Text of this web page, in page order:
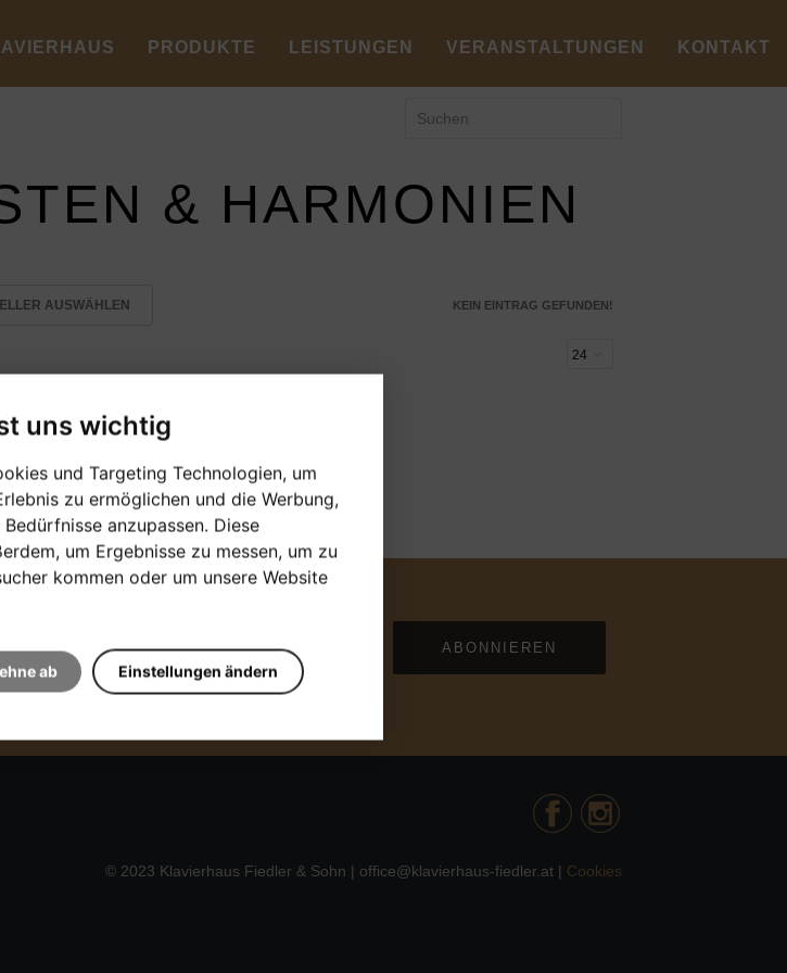
uns wichtig
und Targeting Technologien, um
zu ermöglichen und die Werbung,
anzupassen. Diese
um Ergebnisse zu messen, um zu
kommen oder um unsere Website
ab Einstellungen ändern
PRODUKTE LEISTUNGEN VERANSTALTUNGEN KONTAKT
& HARMONIEN
AUSWÄHLEN KEIN EINTRAG GEFUNDEN!
ABONNIEREN
© 2023 Klavierhaus Fiedler & Sohn | office@klavierhaus-fiedler.at | Cookies